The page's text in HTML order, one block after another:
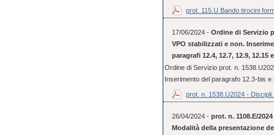
prot. 115.U Bando tirocini
17/06/2024 - Ordine di Servizio
VPO stabilizzati e non.
paragrafi 12.4, 12.7, 12.9,
Ordine di Servizio prot. n.
Inserimento del paragrafo 12.3-bis
prot. n. 1538.U2024 -
26/04/2024 - prot. n. 1108.E/
Modalità della presentazione